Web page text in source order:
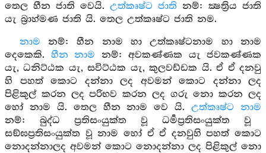
තෙල හීන ජාති වෙයි. උත්කෘෂ්ට ජාති නම්: ක්‍ෂත්‍රිය ජාති
යැ බ්‍රාහ්මණ ජාති යි. තෙල උත්කෘෂ්ට ජාති නම.
නාම නම්: හීන නාම හා උත්කෘෂ්ටනාම හා නාම
දෙකෙකි. හීන නාම නම්: අවකණ්ණක යැ ජවකණ්ණක
යැ, ධනිට්ඨක යැ, සවිට්ඨක යැ, කුලවඩ්ඩක යි. ඒ ඒ දනවු
හි පහත් කොට දන්නා ලද අවමන් කොට දන්නා ලද
පිළිකුල් කරන ලද පරිභව කරන ලද ගරු නො කරන ලද
හෝ නාම යි. තෙල හීන නාම වෙ යි.උත්කෘෂ්ට නාම
නම්: බුද්ධ ප්‍රතිසංයුක්ත වූ ධර්‍මප්‍රතිසංයුක්ත වූ
සඞ්ඝප්‍රතිසංයුක්ත වූ නාම හෝ ඒ ඒ දනවුහි පහත් කොට
නොදන්නාලද අවමන් කොට නොදන්නා ලද පිළිකුල් නො